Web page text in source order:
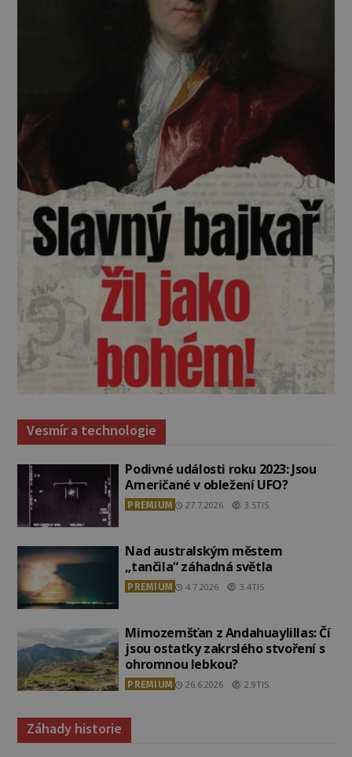
Vesmír a technologie
Podivné události roku 2023: Jsou
Američané v obležení UFO?
PREMIUM 27.7.2026 3.5TIS
Nad australským městem
„tančila“ záhadná světla
PREMIUM 4.7.2026 3.4TIS
Mimozemšťan z Andahuaylillas: Čí
jsou ostatky zakrslého stvoření s
ohromnou lebkou?
PREMIUM 26.6.2026 2.9TIS
Záhady historie